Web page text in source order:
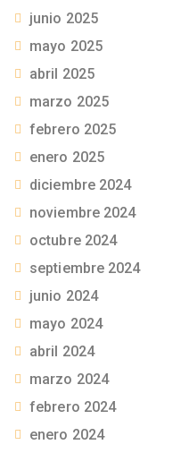
junio 2025
mayo 2025
abril 2025
marzo 2025
febrero 2025
enero 2025
diciembre 2024
noviembre 2024
octubre 2024
septiembre 2024
junio 2024
mayo 2024
abril 2024
marzo 2024
febrero 2024
enero 2024